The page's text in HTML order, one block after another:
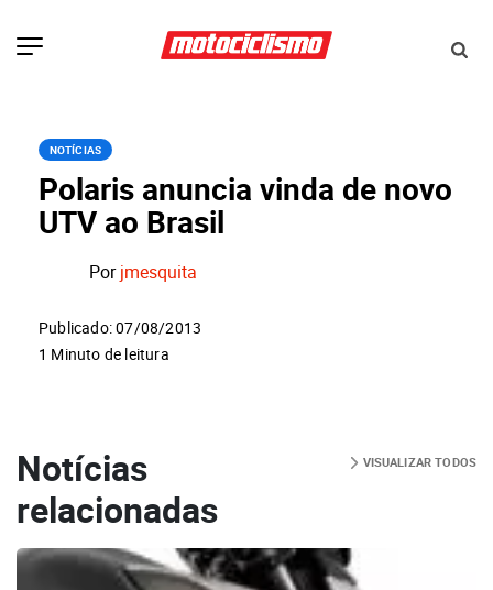
NOTÍCIAS
Polaris anuncia vinda de novo
UTV ao Brasil
Porjmesquita
Publicado: 07/08/2013
1 Minuto de leitura
Notícias
relacionadas
VISUALIZAR TODOS